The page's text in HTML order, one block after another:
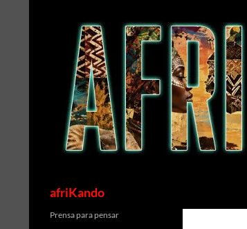
afriKando
Prensa para pensar